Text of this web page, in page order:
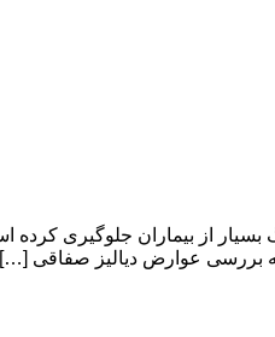
بررسی عوارض دیالیز صفاقی […]